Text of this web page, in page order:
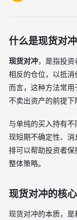
什么是现货对冲
现货对冲，是指投
相反的仓位，以抵
而言，这种方法常
不卖出资产的前提下
与单纯的买入持有
现短期不确定性、
排可以帮助投资者
整体策略。
现货对冲的核
现货对冲的本质，